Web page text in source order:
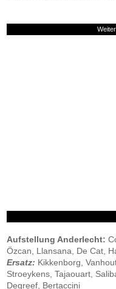
Aufstellung Anderlecht:
Özcan, Llansana, De Cat,
Ersatz: Kikkenborg,
Stroeykens, Tajaouart,
Degreef, Bertaccini